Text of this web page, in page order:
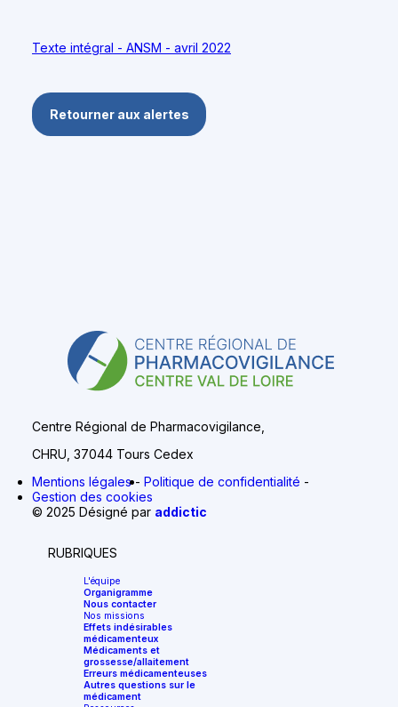
Texte intégral - ANSM - avril 2022
Retourner aux alertes
Centre Régional de Pharmacovigilance,
CHRU, 37044 Tours Cedex
Mentions légales
Politique de confidentialité
Gestion des cookies
© 2025 Désigné par addictic
RUBRIQUES
L'équipe
Organigramme
Nous contacter
Nos missions
Effets indésirables
médicamenteux
Médicaments et
grossesse/allaitement
Erreurs médicamenteuses
Autres questions sur le
médicament